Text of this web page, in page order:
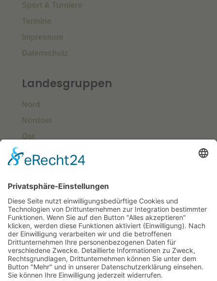
Sport & Turniere
Termine
Impressum
Datenschutz
Landesgruppen
Nord
Nordost
Ost
Süd
West